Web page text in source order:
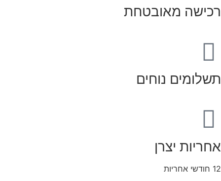
רכישה מאובטחת
תשלומים נוחים
אחריות יצרן
12 חודשי אחריות